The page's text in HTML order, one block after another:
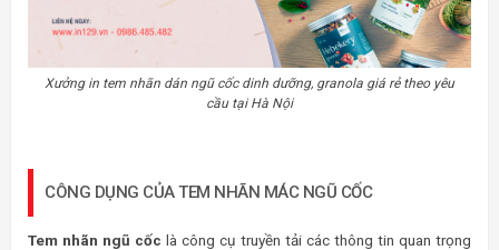
Xưởng in tem nhãn dán ngũ cốc dinh dưỡng, granola giá rẻ theo yêu
cầu tại Hà Nội
CÔNG DỤNG CỦA TEM NHÃN MÁC NGŨ CỐC
Tem nhãn ngũ cốc là công cụ truyền tải các thông tin quan trọng